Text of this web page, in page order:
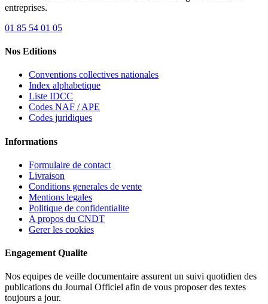
entreprises.
01 85 54 01 05
Nos Editions
Conventions collectives nationales
Index alphabetique
Liste IDCC
Codes NAF / APE
Codes juridiques
Informations
Formulaire de contact
Livraison
Conditions generales de vente
Mentions legales
Politique de confidentialite
A propos du CNDT
Gerer les cookies
Engagement Qualite
Nos equipes de veille documentaire assurent un suivi quotidien des
publications du Journal Officiel afin de vous proposer des textes
toujours a jour.